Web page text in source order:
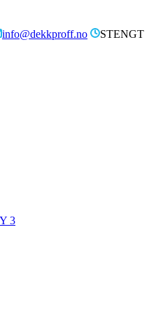
info@dekkproff.no
STENGT
3